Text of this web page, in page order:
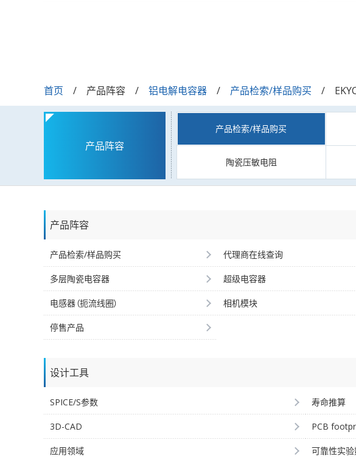
首页 产品阵容 铝电解电容器 产品检索/样品购买
产品阵容
产品检索/样品购买
陶瓷压敏电阻
产品阵容
产品检索/样品购买 代理商在线查询
多层陶瓷电容器 超级电容器
电感器（扼流线圈） 相机模块
停售产品
设计工具
SPICE/S参数 寿命推算
3D-CAD PCB
应用领域 可靠性实